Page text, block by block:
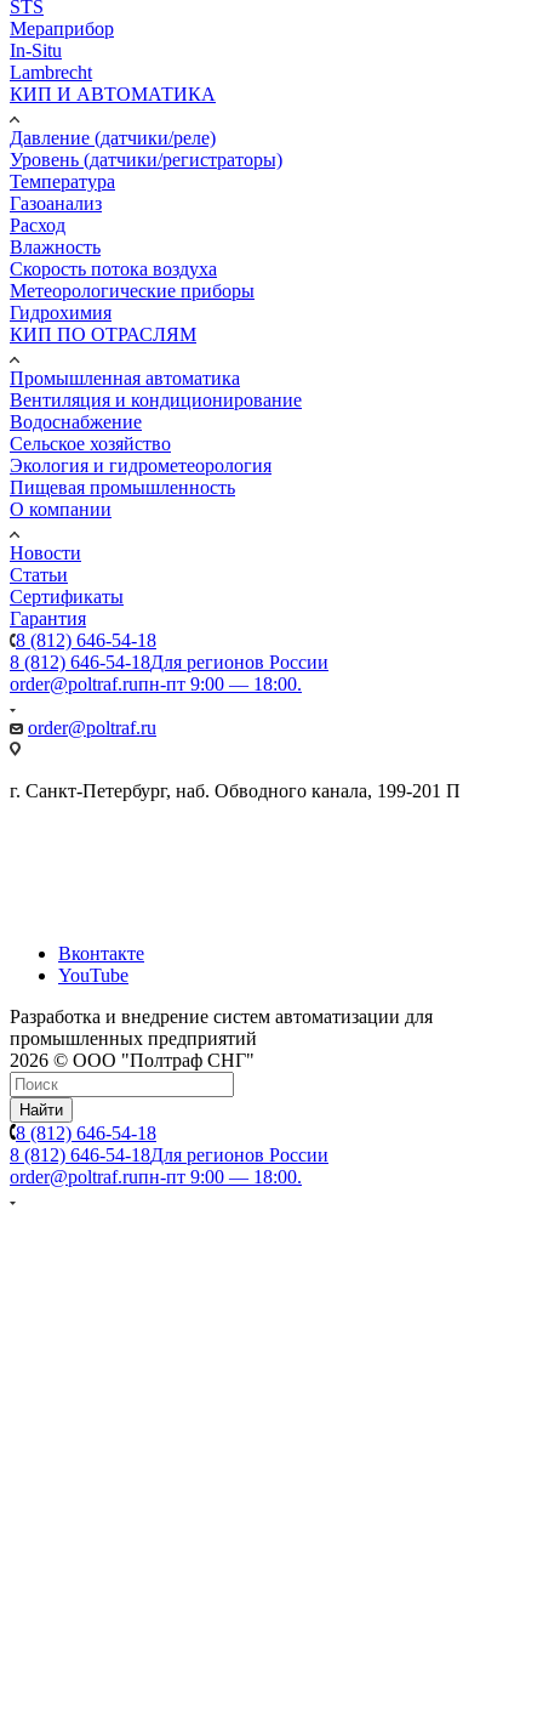
STS
Мераприбор
In-Situ
Lambrecht
КИП И АВТОМАТИКА
Давление (датчики/реле)
Уровень (датчики/регистраторы)
Температура
Газоанализ
Расход
Влажность
Скорость потока воздуха
Метеорологические приборы
Гидрохимия
КИП ПО ОТРАСЛЯМ
Промышленная автоматика
Вентиляция и кондиционирование
Водоснабжение
Сельское хозяйство
Экология и гидрометеорология
Пищевая промышленность
О компании
Новости
Статьи
Сертификаты
Гарантия
8 (812) 646-54-18
8 (812) 646-54-18Для регионов России
order@poltraf.ruпн-пт 9:00 — 18:00.
order@poltraf.ru
г. Санкт-Петербург, наб. Обводного канала, 199-201 П
Вконтакте
YouTube
Разработка и внедрение систем автоматизации для
промышленных предприятий
2026 © ООО "Полтраф СНГ"
Найти
8 (812) 646-54-18
8 (812) 646-54-18Для регионов России
order@poltraf.ruпн-пт 9:00 — 18:00.